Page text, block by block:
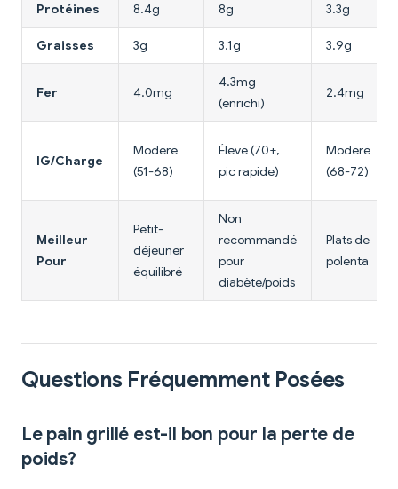
Protéines 8.4g 8g 3.3g
Graisses 3g 3.1g 3.9g
Fer 4.0mg
4.3mg
(enrichi)
2.4mg
IG/Charge
Modéré
(51-68)
Élevé (70+,
pic rapide)
Modéré
(68-72)
Meilleur
Pour
Petit-
déjeuner
équilibré
Non
recommandé
pour
diabète/poids
Plats de
polenta
Questions Fréquemment Posées
Le pain grillé est-il bon pour la perte de
poids?